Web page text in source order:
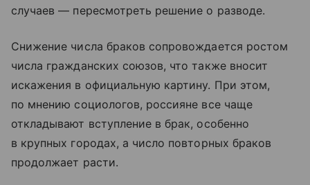
случаев — пересмотреть решение о разводе.
Снижение числа браков сопровождается ростом
числа гражданских союзов, что также вносит
искажения в официальную картину. При этом,
по мнению социологов, россияне все чаще
откладывают вступление в брак, особенно
в крупных городах, а число повторных браков
продолжает расти.